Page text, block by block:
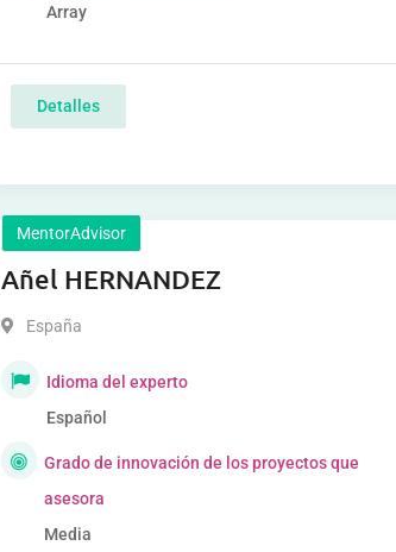
Array
Detalles
MentorAdvisor
Añel HERNANDEZ
España
Idioma del experto
Español
Grado de innovación de los proyectos que
asesora
Media